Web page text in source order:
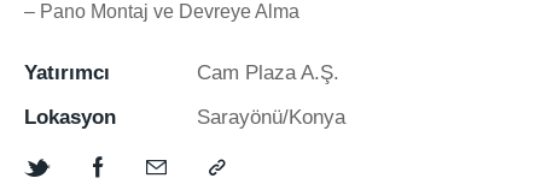
– Pano Montaj ve Devreye Alma
Yatırımcı
Cam Plaza A.Ş.
Lokasyon
Sarayönü/Konya